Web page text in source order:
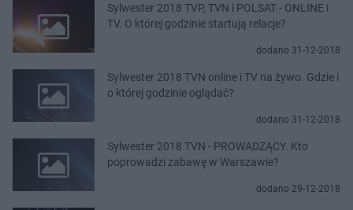
Sylwester 2018 TVP, TVN i POLSAT - ONLINE i
TV. O której godzinie startują relacje?
dodano 31-12-2018
Sylwester 2018 TVN online i TV na żywo. Gdzie i
o której godzinie oglądać?
dodano 31-12-2018
Sylwester 2018 TVN - PROWADZĄCY. Kto
poprowadzi zabawę w Warszawie?
dodano 29-12-2018